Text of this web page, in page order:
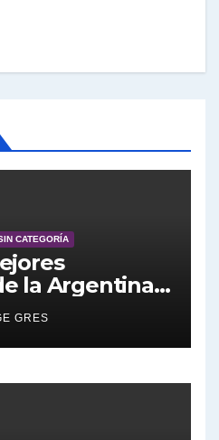
CATEGORÍA
la Argentina
hoy
16:30, no te lo
GRES